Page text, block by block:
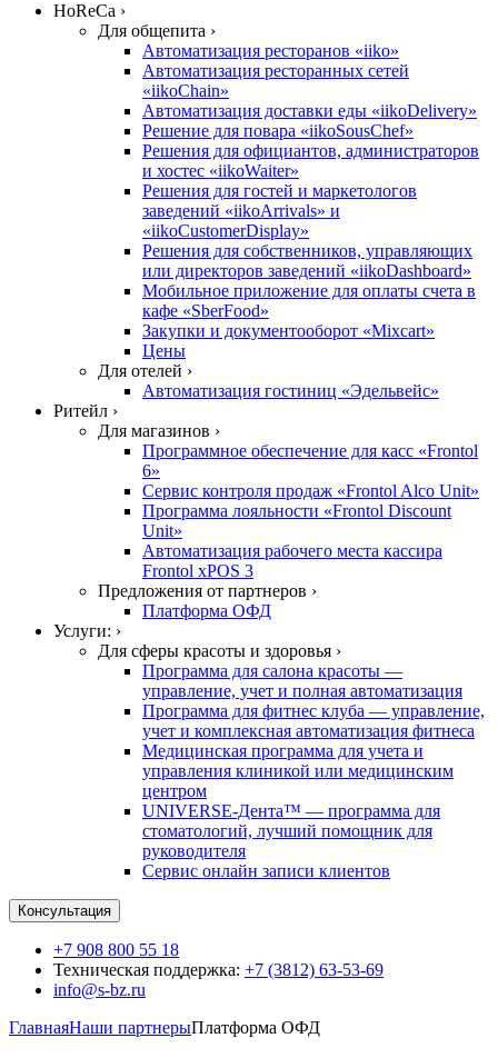
HoReCa ›
Для общепита ›
Автоматизация ресторанов «iiko»
Автоматизация ресторанных сетей
«iikoChain»
Автоматизация доставки еды «iikoDelivery»
Решение для повара «iikoSousChef»
Решения для официантов, администраторов
и хостес «iikoWaiter»
Решения для гостей и маркетологов
заведений «iikoArrivals» и
«iikoCustomerDisplay»
Решения для собственников, управляющих
или директоров заведений «iikoDashboard»
Мобильное приложение для оплаты счета в
кафе «SberFood»
Закупки и документооборот «Mixcart»
Цены
Для отелей ›
Автоматизация гостиниц «Эдельвейс»
Ритейл ›
Для магазинов ›
Программное обеспечение для касс «Frontol
6»
Сервис контроля продаж «Frontol Alco Unit»
Программа лояльности «Frontol Discount
Unit»
Автоматизация рабочего места кассира
Frontol xPOS 3
Предложения от партнеров ›
Платформа ОФД
Услуги: ›
Для сферы красоты и здоровья ›
Программа для салона красоты —
управление, учет и полная автоматизация
Программа для фитнес клуба — управление,
учет и комплексная автоматизация фитнеса
Медицинская программа для учета и
управления клиникой или медицинским
центром
UNIVERSE-Дента™ — программа для
стоматологий, лучший помощник для
руководителя
Сервис онлайн записи клиентов
Консультация
+7 908 800 55 18
Техническая поддержка: +7 (3812) 63-53-69
info@s-bz.ru
ГлавнаяНаши партнерыПлатформа ОФД